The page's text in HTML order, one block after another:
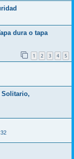
dura o tapa
1 2 3 4 5
Solitario,